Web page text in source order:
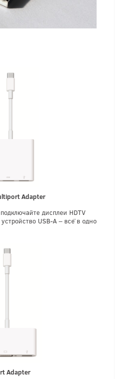
Adapter
дисплеи HDTV
USB-A – всё в одно
Adapter